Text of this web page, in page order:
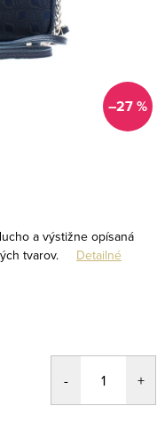
–27 %
a výstižne opísaná
tvarov.
Detailné